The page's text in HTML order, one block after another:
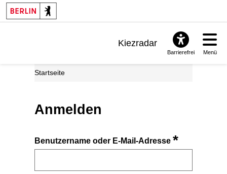
Kiezradar
Barrierefrei Menü
Startseite
Anmelden
Benutzername oder E-Mail-Adresse*